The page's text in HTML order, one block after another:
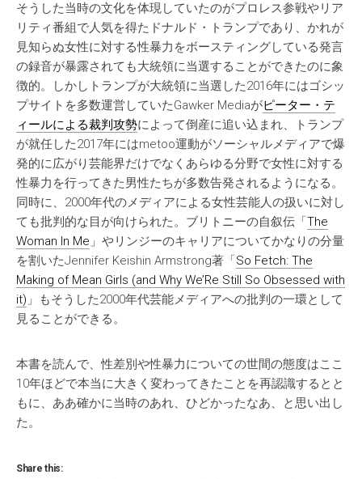
そうした当時の文化を体現していたのがプロレス参戦やリア
リティ番組で人気を得たドナルド・トランプであり、かれが
見知らぬ女性に対する性暴力をボースティングしている発言
の録音が暴露されても大統領に当選することができたのに象
徴的。しかしトランプが大統領に当選した2016年にはゴシッ
プサイトを多数運営していたGawker Mediaがピーター・テ
ィールによる裁判攻勢によって倒産に追い込まれ、トランプ
が就任した2017年にはmetoo運動がソーシャルメディアで爆
発的に広がり芸能界だけでなくあらゆる分野で女性に対する
性暴力を行ってきた男性たちが多数告発されるようになる。
同時に、2000年代のメディアによる女性芸能人の扱いに対し
ても批判的な目が向けられた。ブリトニーの自叙伝「The
Woman In Me 」やリンジーのキャリアについてかなりの分量
を割いたJennifer Keishin Armstrong著「So Fetch: The
Making of Mean Girls (and Why We’Re Still So Obsessed with
it) 」もそうした2000年代芸能メディアへの批判の一環として
見ることができる。
本書を読んで、性差別や性暴力についての世間の態度はここ
10年ほどで本当に大きく変わってきたことを再認識するとと
もに、ああ確かに当時のあれ、ひどかったなあ、と思い出し
た。
Share this: